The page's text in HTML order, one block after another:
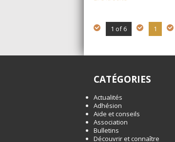
1 of 6 1
CATÉGORIES
Actualités
Adhésion
Aide et conseils
Association
Bulletins
Découvrir et connaître